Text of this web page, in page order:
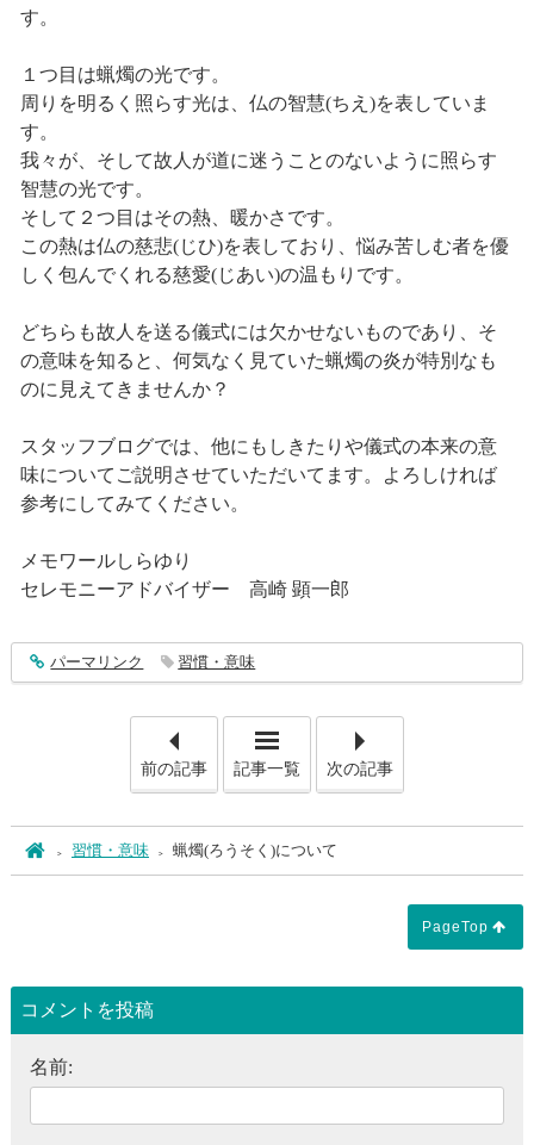
す。
１つ目は蝋燭の光です。
周りを明るく照らす光は、仏の智慧(ちえ)を表していま
す。
我々が、そして故人が道に迷うことのないように照らす
智慧の光です。
そして２つ目はその熱、暖かさです。
この熱は仏の慈悲(じひ)を表しており、悩み苦しむ者を優
しく包んでくれる慈愛(じあい)の温もりです。
どちらも故人を送る儀式には欠かせないものであり、そ
の意味を知ると、何気なく見ていた蝋燭の炎が特別なも
のに見えてきませんか？
スタッフブログでは、他にもしきたりや儀式の本来の意
味についてご説明させていただいてます。よろしければ
参考にしてみてください。
メモワールしらゆり
セレモニーアドバイザー 高崎 顕一郎
entry638
パーマリンク 習慣・意味
前の記事 記事一覧 次の記事
ホーム
習慣・意味 蝋燭(ろうそく)について
PageTop
コメントを投稿
名前: